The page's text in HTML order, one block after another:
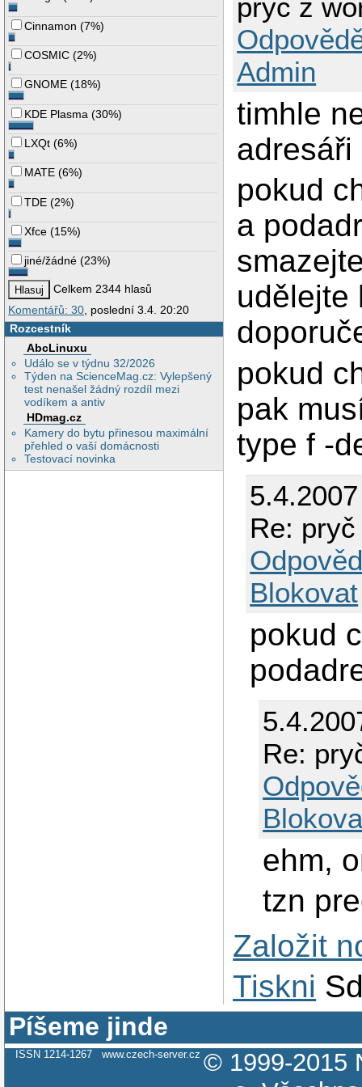
Cinnamon (7%)
COSMIC (2%)
GNOME (18%)
KDE Plasma (30%)
LXQt (6%)
MATE (6%)
TDE (2%)
Xfce (15%)
jiné/žádné (23%)
Celkem 2344 hlasů
Komentářů: 30 , poslední 3.4. 20:20
Rozcestník
AbcLinuxu
Událo se v týdnu 32/2026
Týden na ScienceMag.cz: Vylepšený
test nenašel žádný rozdíl mezi
vodíkem a antiv
HDmag.cz
Kamery do bytu přinesou maximální
přehled o vaší domácnosti
Testovací novinka
pryč z
Admin
timhle
adresáři
pokud
a
udělejte
pokud
pak
type f -
Re:
Blokovat
pokud
Re:
ehm,
tzn
Založit
Tiskni
Píšeme jinde
ISSN 1214-1267 www.czech-server.cz © 1999-2015